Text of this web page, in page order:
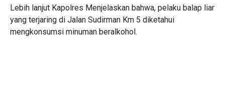
Lebih lanjut Kapolres Menjelaskan bahwa, pelaku balap liar
yang terjaring di Jalan Sudirman Km 5 diketahui
mengkonsumsi minuman beralkohol.